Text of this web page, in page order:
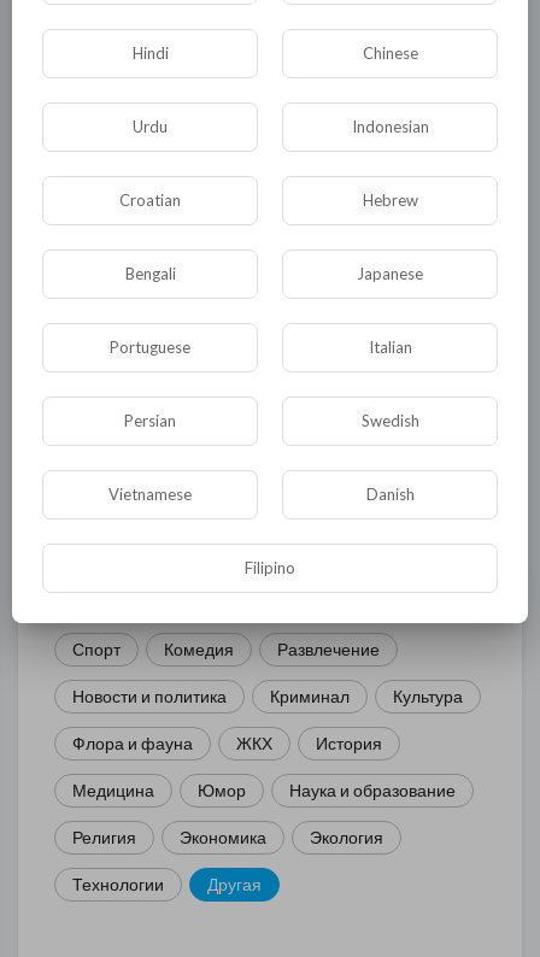
Комментариев нет
КАТЕГОРИИ
Спорт Комедия Развлечение
Новости и политика Криминал Культура
Флора и фауна ЖКХ История
Медицина Юмор Наука и образование
Религия Экономика Экология
Технологии Другая
Hindi Chinese
Urdu Indonesian
Croatian Hebrew
Bengali Japanese
Portuguese Italian
Persian Swedish
Vietnamese Danish
Filipino